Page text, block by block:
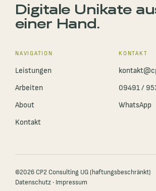
Digitale Unikate
einer Hand.
NAVIGATION
Leistungen
Arbeiten
About
Kontakt
KONTAKT
09491 /
WhatsApp
©2026 CP2 Consulting UG (haftungsbeschränkt)
Datenschutz · Impressum